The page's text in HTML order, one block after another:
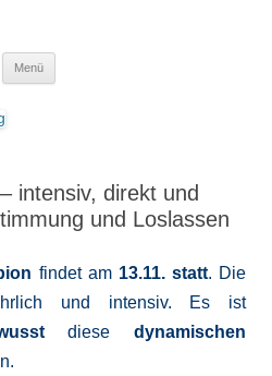
Menü
intensiv, direkt und
und Loslassen
findet am13.11. statt. Die
und intensiv. Es ist
diese dynamischen